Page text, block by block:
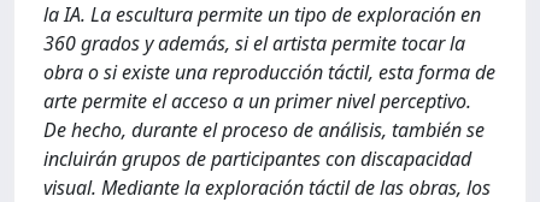
la IA. La escultura permite un tipo de exploración en
360 grados y además, si el artista permite tocar la
obra o si existe una reproducción táctil, esta forma de
arte permite el acceso a un primer nivel perceptivo.
De hecho, durante el proceso de análisis, también se
incluirán grupos de participantes con discapacidad
visual. Mediante la exploración táctil de las obras, los